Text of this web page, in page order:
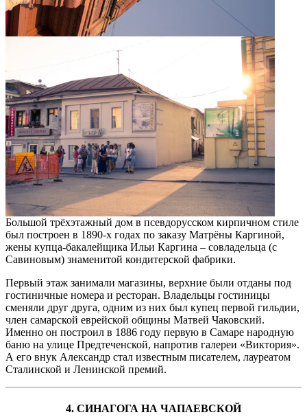
Большой трёхэтажный дом в псевдорусском кирпичном стиле
был построен в 1890-х годах по заказу Матрёны Каргиной,
жены купца-бакалейщика Ильи Каргина – совладельца (с
Савиновым) знаменитой кондитерской фабрики.
Первый этаж занимали магазины, верхние были отданы под
гостиничные номера и ресторан. Владельцы гостиницы
сменяли друг друга, одним из них был купец первой гильдии,
член самарской еврейской общины Матвей Чаковский.
Именно он построил в 1886 году первую в Самаре народную
баню на улице Предтеченской, напротив галереи «Виктория».
А его внук Александр стал известным писателем, лауреатом
Сталинской и Ленинской премий.
4. СИНАГОГА НА ЧАПАЕВСКОЙ